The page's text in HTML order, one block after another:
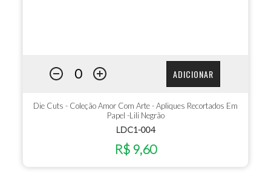
ADICIONAR
Die Cuts - Coleção Amor Com Arte - Apliques Recortados Em
Papel -Lili Negrão
LDC1-004
R$ 9,60